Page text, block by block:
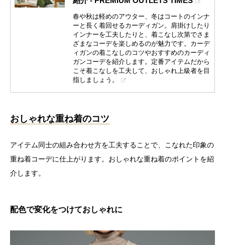
春や秋は軽めのアウター、冬はコートのインナ
ーと長く着回せるカーディガン。肩掛けしたり
インナーを工夫したりと、着こなし次第でさま
ざまなコーデを楽しめるのが魅力です。カーデ
ィガンの着こなしのコツやおすすめのカーディ
ガンコーデを紹介します。定番アイテムだから
こそ着こなしを工夫して、おしゃれ上級者を目
指しましょう。
おしゃれな重ね着のコツ
アイテム同士の組み合わせ方を工夫することで、こなれた印象の
重ね着コーデに仕上がります。おしゃれな重ね着のポイントを紹
介します。
配色で変化をつけておしゃれに